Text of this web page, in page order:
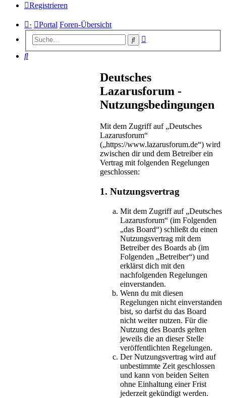
Registrieren
· Portal Foren-Übersicht
Suche
Suche
Deutsches
Lazarusforum -
Nutzungsbedingungen
Mit dem Zugriff auf „Deutsches
Lazarusforum“
(„https://www.lazarusforum.de“) wird
zwischen dir und dem Betreiber ein
Vertrag mit folgenden Regelungen
geschlossen:
1. Nutzungsvertrag
Mit dem Zugriff auf „Deutsches
Lazarusforum“ (im Folgenden
„das Board“) schließt du einen
Nutzungsvertrag mit dem
Betreiber des Boards ab (im
Folgenden „Betreiber“) und
erklärst dich mit den
nachfolgenden Regelungen
einverstanden.
Wenn du mit diesen
Regelungen nicht einverstanden
bist, so darfst du das Board
nicht weiter nutzen. Für die
Nutzung des Boards gelten
jeweils die an dieser Stelle
veröffentlichten Regelungen.
Der Nutzungsvertrag wird auf
unbestimmte Zeit geschlossen
und kann von beiden Seiten
ohne Einhaltung einer Frist
jederzeit gekündigt werden.